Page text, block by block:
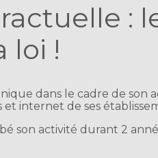
:
loi !
dans le cadre de son
internet de ses
son activité durant 2